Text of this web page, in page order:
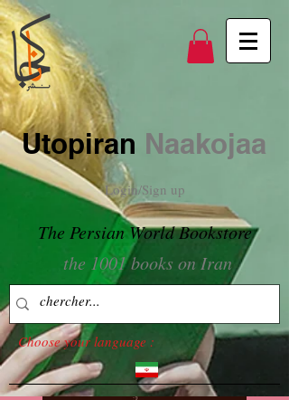
Utopiran Naakojaa
Login/Sign up
The Persian World Bookstore
the 1001 books on Iran
Choose your language :